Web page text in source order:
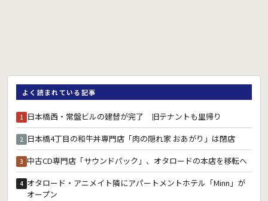
よく読まれている記事
1 日本橋西・常盤ビルの建替が完了 旧テナントも里帰り
2 日本橋4丁目の和牛丼専門店「肉の隠れ家 おあがり」は閉店
3 中古CD専門店「サウンドパック」、オタロードの本店を移転へ
4 オタロード・アニメイト隣にアパートメントホテル「Minn」が
オープン